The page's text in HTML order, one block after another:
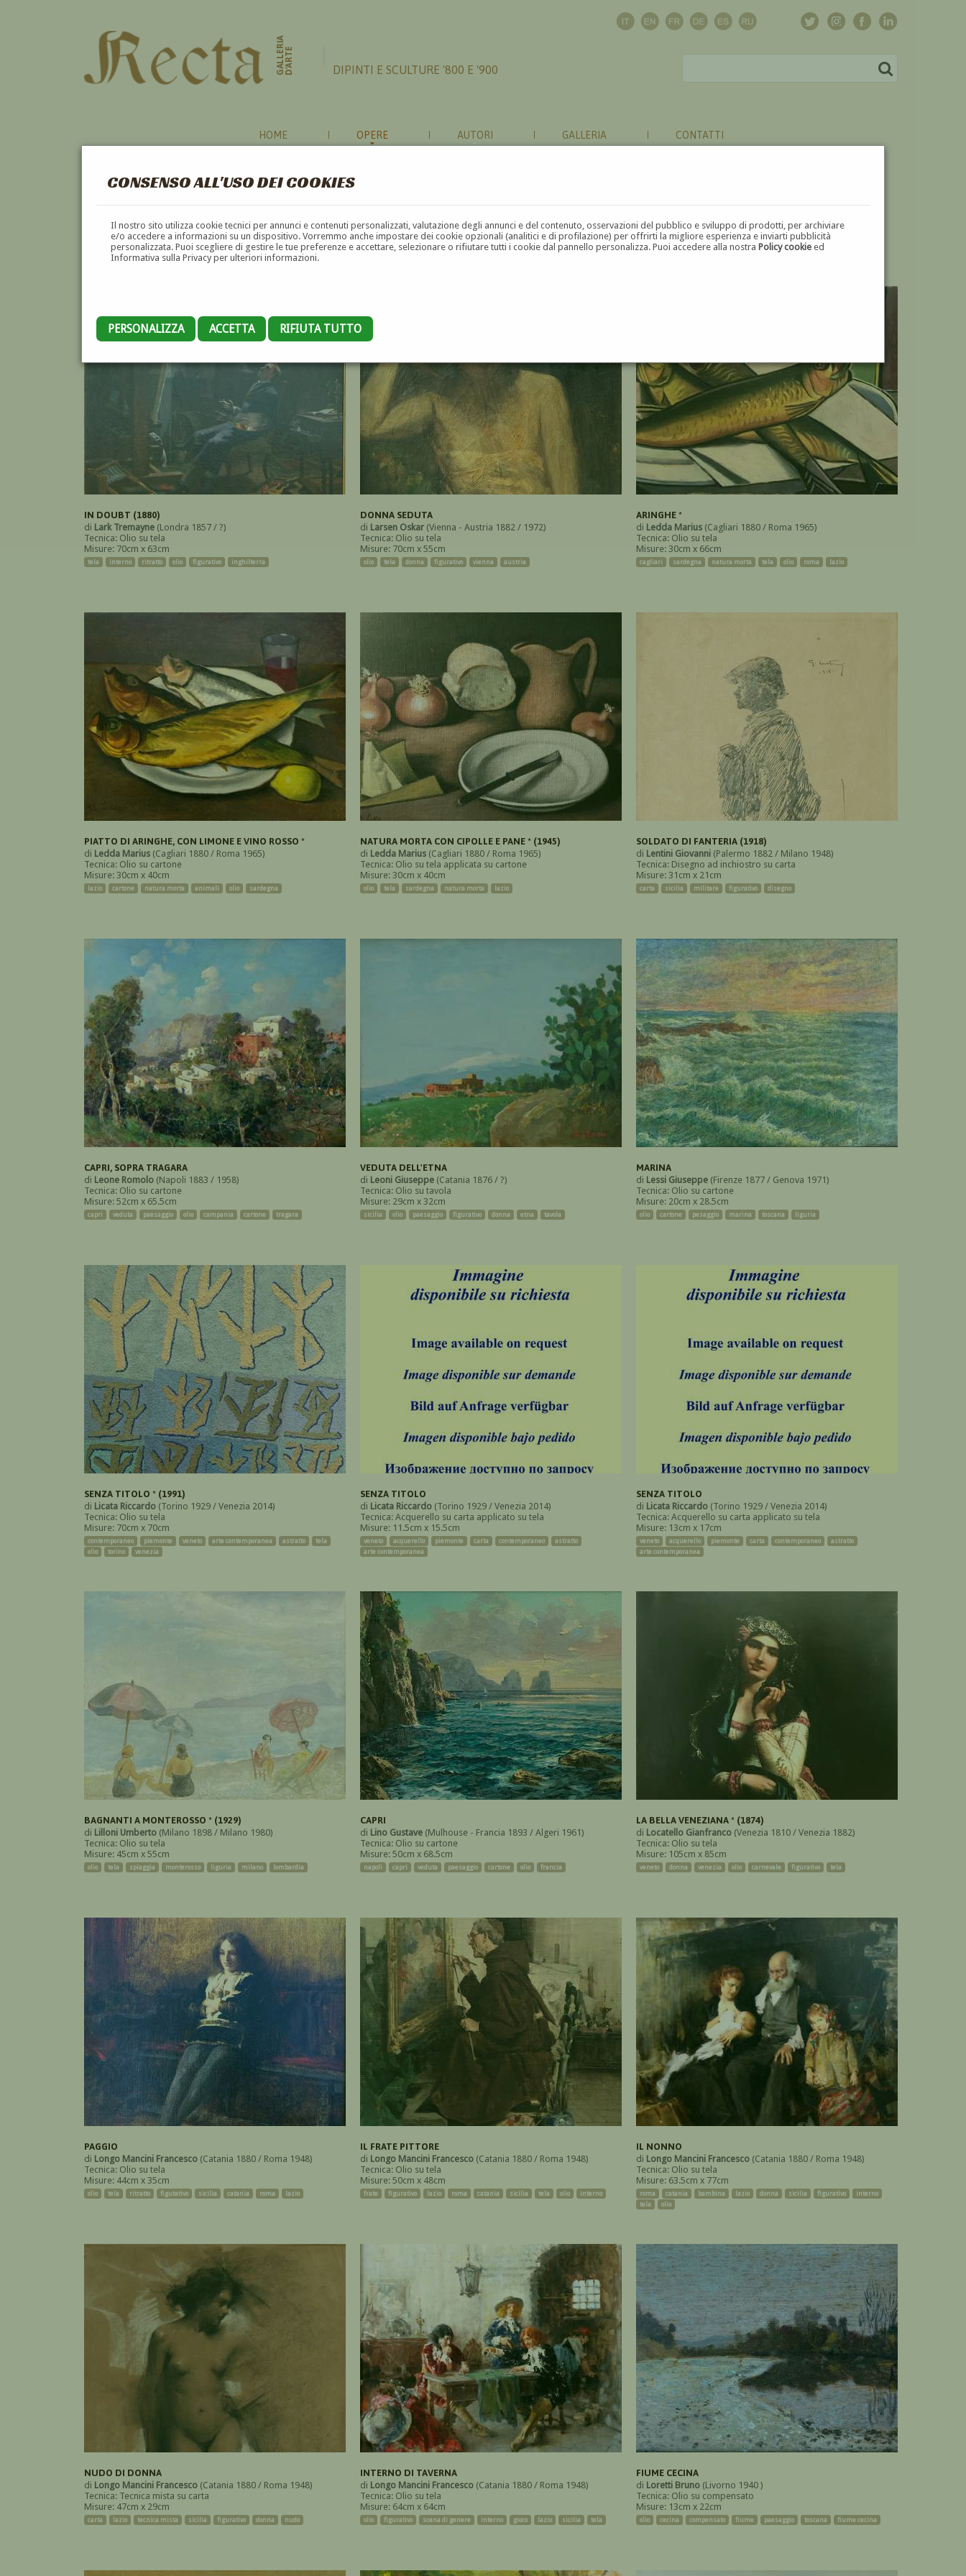
CONSENSO ALL'USO DEI COOKIES
Il nostro sito utilizza cookie tecnici per annunci e contenuti personalizzati, valutazione degli annunci e del contenuto, osservazioni del pubblico e sviluppo di prodotti, per archiviare
e/o accedere a informazioni su un dispositivo. Vorremmo anche impostare dei cookie opzionali (analitici e di profilazione) per offrirti la migliore esperienza e inviarti pubblicità
personalizzata. Puoi scegliere di gestire le tue preferenze e accettare, selezionare o rifiutare tutti i cookie dal pannello personalizza. Puoi accedere alla nostraPolicy cookie ed
Informativa sulla Privacy per ulteriori informazioni.
PERSONALIZZA ACCETTA RIFIUTA TUTTO
GALLERIAD'ARTE DIPINTI E SCULTURE '800 E '900
HOME OPERE AUTORI GALLERIA CONTATTI
OPERE
A B C D E F G H I J K L M N O P Q R S T U V W X Y Z ⬅
IN DOUBT (1880)
di Lark Tremayne (Londra 1857 / ?)
Tecnica: Olio su tela
Misure: 70cm x 63cm
tela interno ritratto olio figurativo inghilterra
DONNA SEDUTA
di Larsen Oskar (Vienna - Austria 1882 / 1972)
Tecnica: Olio su tela
Misure: 70cm x 55cm
olio tela donna figurativo vienna austria
ARINGHE *
di Ledda Marius (Cagliari 1880 / Roma 1965)
Tecnica: Olio su tela
Misure: 30cm x 66cm
cagliari sardegna natura morta tela olio roma lazio
PIATTO DI ARINGHE, CON LIMONE E VINO ROSSO *
di Ledda Marius (Cagliari 1880 / Roma 1965)
Tecnica: Olio su cartone
Misure: 30cm x 40cm
lazio cartone natura morta animali olio sardegna
NATURA MORTA CON CIPOLLE E PANE * (1945)
di Ledda Marius (Cagliari 1880 / Roma 1965)
Tecnica: Olio su tela applicata su cartone
Misure: 30cm x 40cm
olio tela sardegna natura morta lazio
SOLDATO DI FANTERIA (1918)
di Lentini Giovanni (Palermo 1882 / Milano 1948)
Tecnica: Disegno ad inchiostro su carta
Misure: 31cm x 21cm
carta sicilia militare figurativo disegno
CAPRI, SOPRA TRAGARA
di Leone Romolo (Napoli 1883 / 1958)
Tecnica: Olio su cartone
Misure: 52cm x 65.5cm
capri veduta paesaggio olio campania cartone tragara
VEDUTA DELL'ETNA
di Leoni Giuseppe (Catania 1876 / ?)
Tecnica: Olio su tavola
Misure: 29cm x 32cm
sicilia olio paesaggio figurativo donna etna tavola
MARINA
di Lessi Giuseppe (Firenze 1877 / Genova 1971)
Tecnica: Olio su cartone
Misure: 20cm x 28.5cm
olio cartone pesaggio marina toscana liguria
SENZA TITOLO * (1991)
di Licata Riccardo (Torino 1929 / Venezia 2014)
Tecnica: Olio su tela
Misure: 70cm x 70cm
contemporaneo piemonte veneto arte contemporanea astratto
tela
olio
torino venezia
SENZA TITOLO
di Licata Riccardo (Torino 1929 / Venezia 2014)
Tecnica: Acquerello su carta applicato su tela
Misure: 11.5cm x 15.5cm
veneto acquerello piemonte carta contemporaneo
astratto
arte contemporanea
SENZA TITOLO
di Licata Riccardo (Torino 1929 / Venezia 2014)
Tecnica: Acquerello su carta applicato su tela
Misure: 13cm x 17cm
veneto acquerello piemonte carta contemporaneo
astratto
arte contemporanea
BAGNANTI A MONTEROSSO * (1929)
di Lilloni Umberto (Milano 1898 / Milano 1980)
Tecnica: Olio su tela
Misure: 45cm x 55cm
olio tela spiaggia monterosso liguria milano lombardia
CAPRI
di Lino Gustave (Mulhouse - Francia 1893 / Algeri 1961)
Tecnica: Olio su cartone
Misure: 50cm x 68.5cm
napoli capri veduta paesaggio cartone olio francia
LA BELLA VENEZIANA * (1874)
di Locatello Gianfranco (Venezia 1810 / Venezia 1882)
Tecnica: Olio su tela
Misure: 105cm x 85cm
veneto donna venezia olio carnevale figurativo tela
PAGGIO
di Longo Mancini Francesco (Catania 1880 / Roma 1948)
Tecnica: Olio su tela
Misure: 44cm x 35cm
olio tela ritratto figutativo sicilia catania roma lazio
IL FRATE PITTORE
di Longo Mancini Francesco (Catania 1880 / Roma 1948)
Tecnica: Olio su tela
Misure: 50cm x 48cm
frate figurativo lazio roma catania sicilia tela olio interno
IL NONNO
di Longo Mancini Francesco (Catania 1880 / Roma 1948)
Tecnica: Olio su tela
Misure: 63.5cm x 77cm
roma catania bambina lazio donna sicilia figurativo
interno
tela
olio
NUDO DI DONNA
di Longo Mancini Francesco (Catania 1880 / Roma 1948)
Tecnica: Tecnica mista su carta
Misure: 47cm x 29cm
carta lazio tecnica mista sicilia figurativo donna nudo
INTERNO DI TAVERNA
di Longo Mancini Francesco (Catania 1880 / Roma 1948)
Tecnica: Olio su tela
Misure: 64cm x 64cm
olio figurativo scena di genere interno gioco lazio sicilia tela
FIUME CECINA
di Loretti Bruno (Livorno 1940 )
Tecnica: Olio su compensato
Misure: 13cm x 22cm
olio cecina compensato fiume paesaggio toscana fiume cecina